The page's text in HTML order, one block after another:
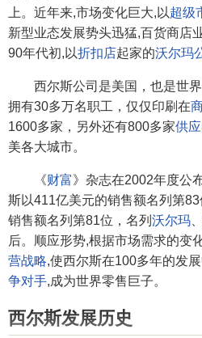
上。近年来,市场变化巨大,以超级
新型业态发展势头迅猛,百货商店
90年代初,以折扣店起家的沃尔玛
西尔斯公司是美国，也是世界
拥有30多万名职工，仅仅印刷在
1600多家，另外还有800多家供
美各大城市。
《财富》杂志在2002年度公
斯以411亿美元的销售额名列第
销售额名列第81位，名列 沃尔玛
后。顺应形势,根据市场需求的变
营战略,使西尔斯在100多年的发
争对手,成为世界零售巨子。
西尔斯发展历史